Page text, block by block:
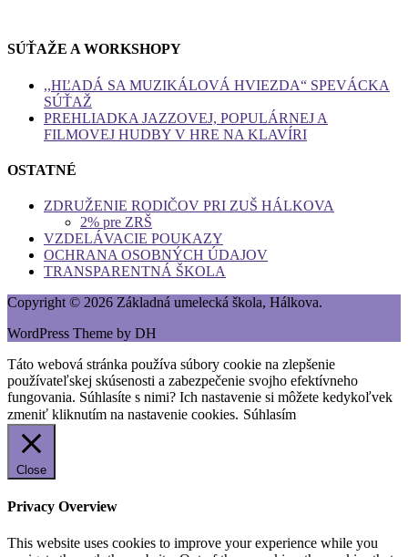
SÚŤAŽE A WORKSHOPY
,,HĽADÁ SA MUZIKÁLOVÁ HVIEZDA“ SPEVÁCKA
SÚŤAŽ
PREHLIADKA JAZZOVEJ, POPULÁRNEJ A
FILMOVEJ HUDBY V HRE NA KLAVÍRI
OSTATNÉ
ZDRUŽENIE RODIČOV PRI ZUŠ HÁLKOVA
2% pre ZRŠ
VZDELÁVACIE POUKAZY
OCHRANA OSOBNÝCH ÚDAJOV
TRANSPARENTNÁ ŠKOLA
Copyright © 2026 Základná umelecká škola, Hálkova.
WordPress Theme by DH
Táto webová stránka používa súbory cookie na zlepšenie
používateľskej skúsenosti a zabezpečenie svojho efektívneho
fungovania. Súhlasíte s nimi? Ich nastavenie si môžete kedykoľvek
zmeniť kliknutím na nastavenie cookies. Súhlasím
Close
Privacy Overview
This website uses cookies to improve your experience while you